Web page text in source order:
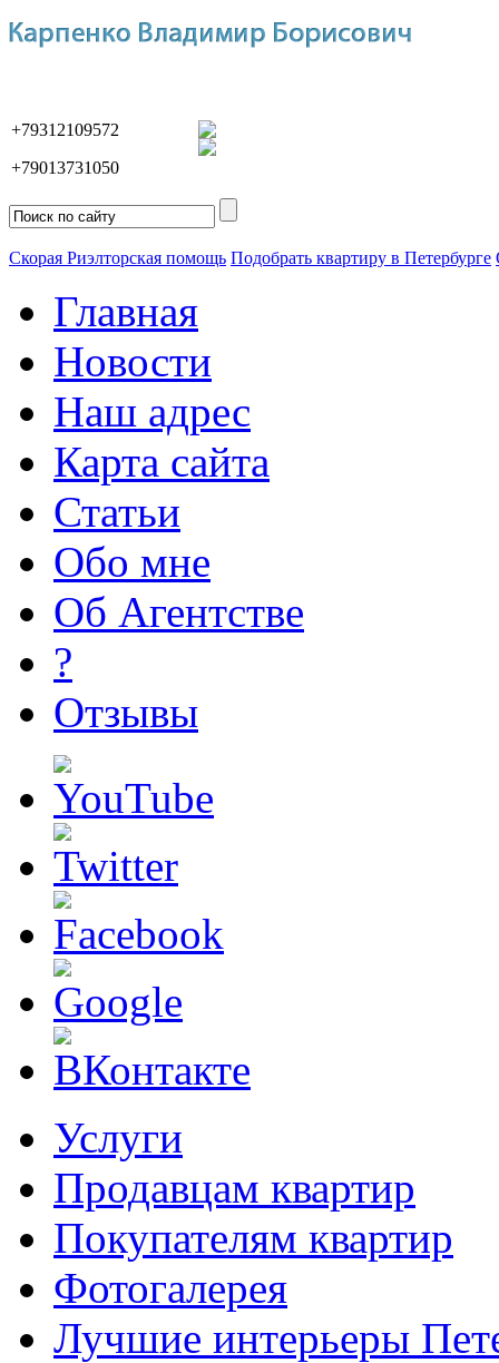
+79312109572
+79013731050
Скорая Риэлторская помощь Подобрать квартиру в Петербурге
Главная
Новости
Наш адрес
Карта сайта
Статьи
Обо мне
Об Агентстве
?
Отзывы
Услуги
Продавцам квартир
Покупателям квартир
Фотогалерея
Лучшие интерьеры